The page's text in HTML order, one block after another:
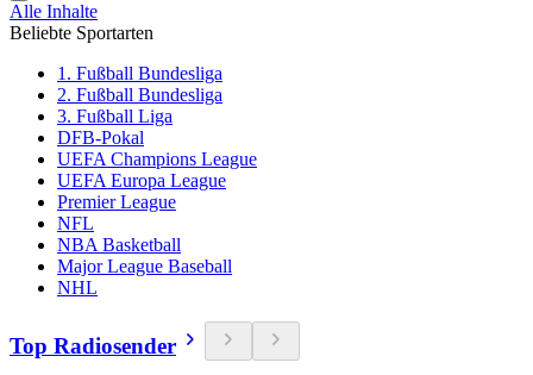
Alle Inhalte
Beliebte Sportarten
1. Fußball Bundesliga
2. Fußball Bundesliga
3. Fußball Liga
DFB-Pokal
UEFA Champions League
UEFA Europa League
Premier League
NFL
NBA Basketball
Major League Baseball
NHL
Top Radiosender